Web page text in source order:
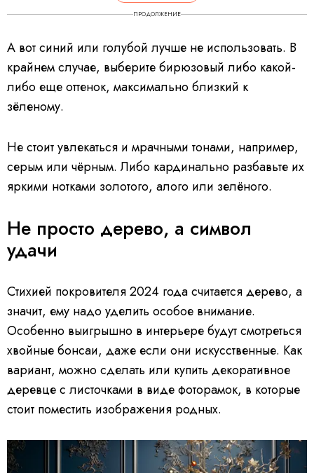
ПРОДОЛЖЕНИЕ
А вот синий или голубой лучше не использовать. В
крайнем случае, выберите бирюзовый либо какой-
либо еще оттенок, максимально близкий к
зёленому.
Не стоит увлекаться и мрачными тонами, например,
серым или чёрным. Либо кардинально разбавьте их
яркими нотками золотого, алого или зелёного.
Не просто дерево, а символ
удачи
Стихией покровителя 2024 года считается дерево, а
значит, ему надо уделить особое внимание.
Особенно выигрышно в интерьере будут смотреться
хвойные бонсаи, даже если они искусственные. Как
вариант, можно сделать или купить декоративное
деревце с листочками в виде фоторамок, в которые
стоит поместить изображения родных.